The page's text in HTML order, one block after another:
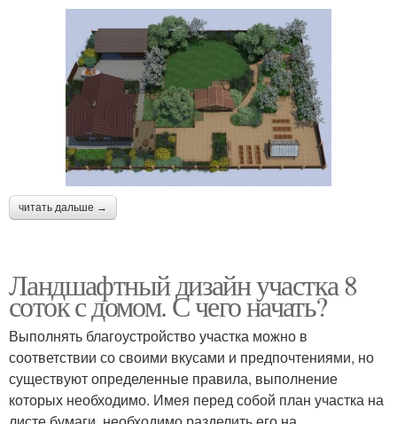
читать дальше →
Ландшафтный дизайн участка 8
соток с домом. С чего начать?
Выполнять благоустройство участка можно в
соответствии со своими вкусами и предпочтениями, но
существуют определенные правила, выполнение
которых необходимо. Имея перед собой план участка на